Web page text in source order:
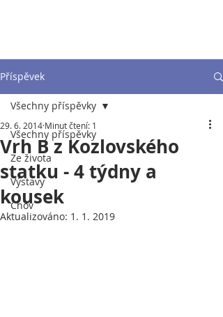
Příspěvek
Všechny příspěvky
Ze života
Výstavy
Chov
Všechny příspěvky
Vrh B z Kozlovského
statku - 4 týdny a
kousek
29. 6. 2014 Minut čtení: 1
Aktualizováno: 1. 1. 2019